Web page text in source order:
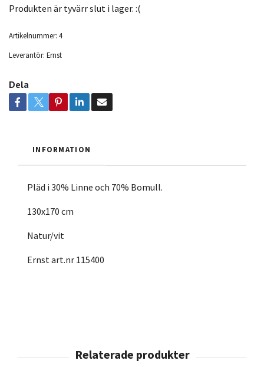
Produkten är tyvärr slut i lager. :(
Artikelnummer: 4
Leverantör: Ernst
Dela
INFORMATION
Pläd i 30% Linne och 70% Bomull.
130x170 cm
Natur/vit
Ernst art.nr 115400